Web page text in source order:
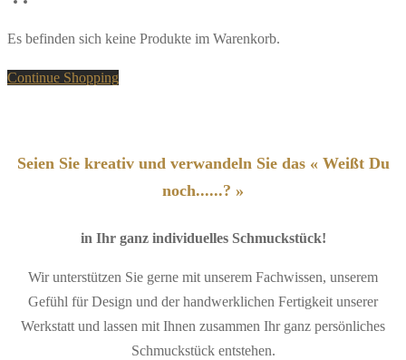
Es befinden sich keine Produkte im Warenkorb.
Continue Shopping
Seien Sie kreativ und verwandeln Sie das « Weißt Du
noch......? »
in Ihr ganz individuelles Schmuckstück!
Wir unterstützen Sie gerne mit unserem Fachwissen, unserem
Gefühl für Design und der handwerklichen Fertigkeit unserer
Werkstatt und lassen mit Ihnen zusammen Ihr ganz persönliches
Schmuckstück entstehen.